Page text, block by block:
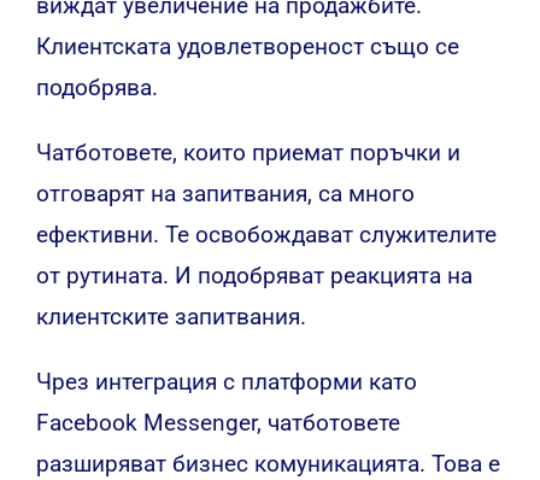
виждат увеличение на продажбите.
Клиентската удовлетвореност също се
подобрява.
Чатботовете, които приемат поръчки и
отговарят на запитвания, са много
ефективни. Те освобождават служителите
от рутината. И подобряват реакцията на
клиентските запитвания.
Чрез интеграция с платформи като
Facebook Messenger, чатботовете
разширяват бизнес комуникацията. Това е